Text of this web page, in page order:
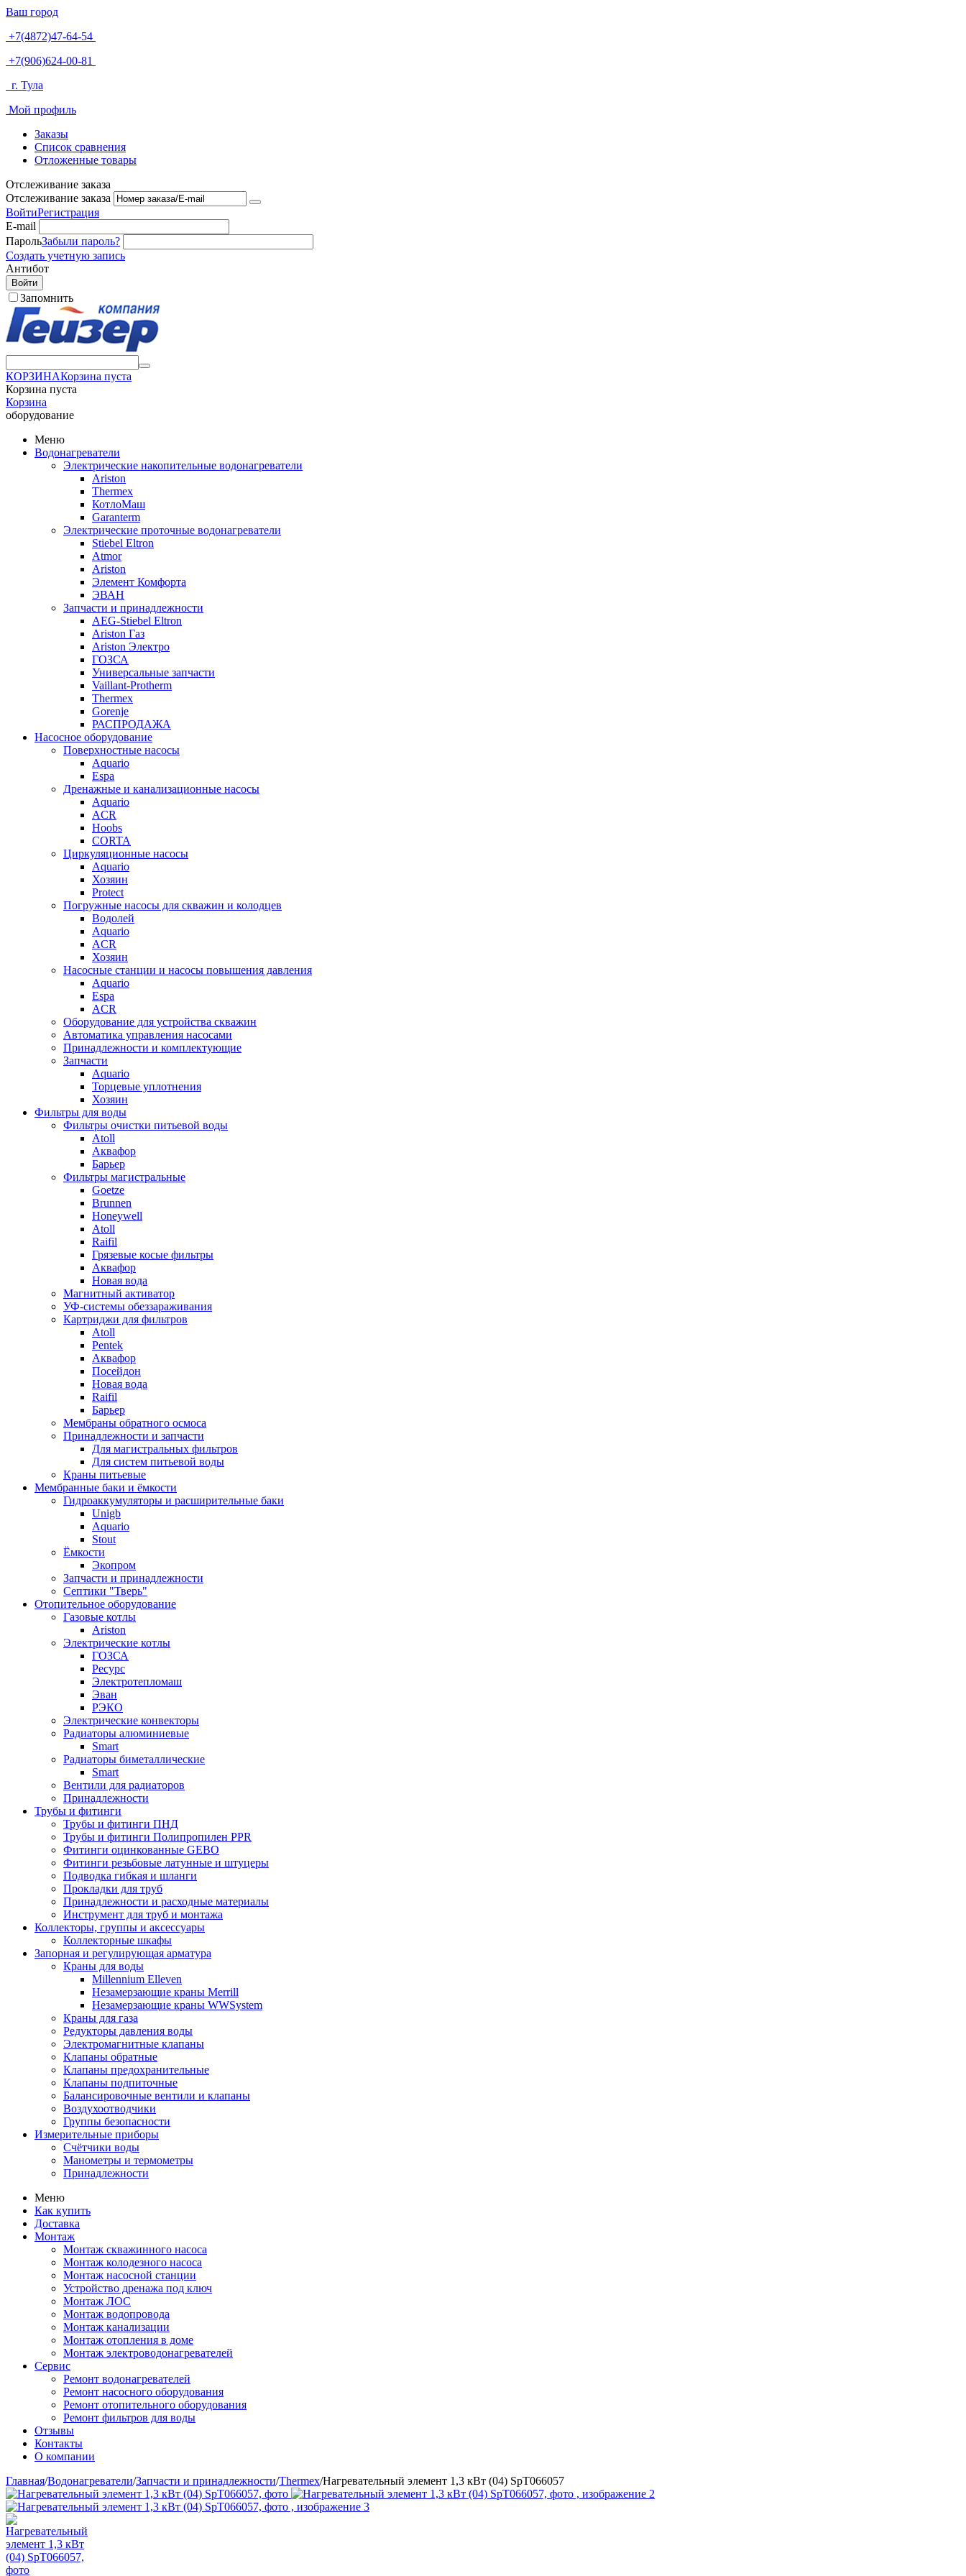
Ваш город
+7(4872)47-64-54
+7(906)624-00-81
г. Тула
Мой профиль
Заказы
Список сравнения
Отложенные товары
Отслеживание заказа
Отслеживание заказа
ВойтиРегистрация
E-mail
ПарольЗабыли пароль?
Создать учетную запись
Антибот
Войти
Запомнить
КОРЗИНАКорзина пуста
Корзина пуста
Корзина
оборудование
Меню
Водонагреватели
Электрические накопительные водонагреватели
Ariston
Thermex
КотлоМаш
Garanterm
Электрические проточные водонагреватели
Stiebel Eltron
Atmor
Ariston
Элемент Комфорта
ЭВАН
Запчасти и принадлежности
AEG-Stiebel Eltron
Ariston Газ
Ariston Электро
ГОЗСА
Универсальные запчасти
Vaillant-Protherm
Thermex
Gorenje
РАСПРОДАЖА
Насосное оборудование
Поверхностные насосы
Aquario
Espa
Дренажные и канализационные насосы
Aquario
ACR
Hoobs
CORTA
Циркуляционные насосы
Aquario
Хозяин
Protect
Погружные насосы для скважин и колодцев
Водолей
Aquario
ACR
Хозяин
Насосные станции и насосы повышения давления
Aquario
Espa
ACR
Оборудование для устройства скважин
Автоматика управления насосами
Принадлежности и комплектующие
Запчасти
Aquario
Торцевые уплотнения
Хозяин
Фильтры для воды
Фильтры очистки питьевой воды
Atoll
Аквафор
Барьер
Фильтры магистральные
Goetze
Brunnen
Honeywell
Atoll
Raifil
Грязевые косые фильтры
Аквафор
Новая вода
Магнитный активатор
УФ-системы обеззараживания
Картриджи для фильтров
Atoll
Pentek
Аквафор
Посейдон
Новая вода
Raifil
Барьер
Мембраны обратного осмоса
Принадлежности и запчасти
Для магистральных фильтров
Для систем питьевой воды
Краны питьевые
Мембранные баки и ёмкости
Гидроаккумуляторы и расширительные баки
Unigb
Aquario
Stout
Ёмкости
Экопром
Запчасти и принадлежности
Септики "Тверь"
Отопительное оборудование
Газовые котлы
Ariston
Электрические котлы
ГОЗСА
Ресурс
Электротепломаш
Эван
РЭКО
Электрические конвекторы
Радиаторы алюминиевые
Smart
Радиаторы биметаллические
Smart
Вентили для радиаторов
Принадлежности
Трубы и фитинги
Трубы и фитинги ПНД
Трубы и фитинги Полипропилен PPR
Фитинги оцинкованные GEBO
Фитинги резьбовые латунные и штуцеры
Подводка гибкая и шланги
Прокладки для труб
Принадлежности и расходные материалы
Инструмент для труб и монтажа
Коллекторы, группы и аксессуары
Коллекторные шкафы
Запорная и регулирующая арматура
Краны для воды
Millennium Elleven
Незамерзающие краны Merrill
Незамерзающие краны WWSystem
Краны для газа
Редукторы давления воды
Электромагнитные клапаны
Клапаны обратные
Клапаны предохранительные
Клапаны подпиточные
Балансировочные вентили и клапаны
Воздухоотводчики
Группы безопасности
Измерительные приборы
Счётчики воды
Манометры и термометры
Принадлежности
Меню
Как купить
Доставка
Монтаж
Монтаж скважинного насоса
Монтаж колодезного насоса
Монтаж насосной станции
Устройство дренажа под ключ
Монтаж ЛОС
Монтаж водопровода
Монтаж канализации
Монтаж отопления в доме
Монтаж электроводонагревателей
Сервис
Ремонт водонагревателей
Ремонт насосного оборудования
Ремонт отопительного оборудования
Ремонт фильтров для воды
Отзывы
Контакты
О компании
Главная/Водонагреватели/Запчасти и принадлежности/Thermex/Нагревательный элемент 1,3 кВт (04) SpT066057